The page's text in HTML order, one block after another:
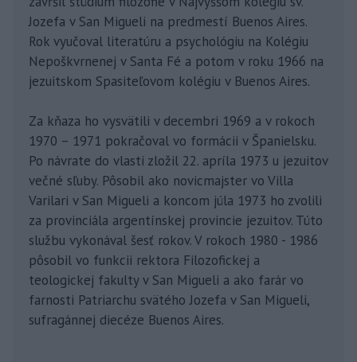
Jozefa v San Migueli na predmestí Buenos Aires.
Rok vyučoval literatúru a psychológiu na Kolégiu
Nepoškvrnenej v Santa Fé a potom v roku 1966 na
jezuitskom Spasiteľovom kolégiu v Buenos Aires.
Za kňaza ho vysvätili v decembri 1969 a v rokoch
1970 – 1971 pokračoval vo formácii v Španielsku.
Po návrate do vlasti zložil 22. apríla 1973 u jezuitov
večné sľuby. Pôsobil ako novicmajster vo Villa
Varilari v San Migueli a koncom júla 1973 ho zvolili
za provinciála argentínskej provincie jezuitov. Túto
službu vykonával šesť rokov. V rokoch 1980 - 1986
pôsobil vo funkcii rektora Filozofickej a
teologickej fakulty v San Migueli a ako farár vo
farnosti Patriarchu svätého Jozefa v San Migueli,
sufragánnej diecéze Buenos Aires.